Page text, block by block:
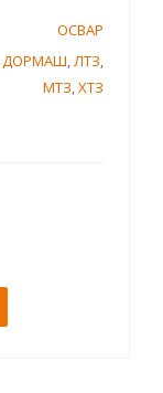
ОСВАР
ДОРМАШ,ЛТЗ,
МТЗ,ХТЗ